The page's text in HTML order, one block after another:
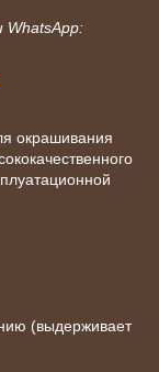
WhatsApp:
окрашивания
(выдерживает